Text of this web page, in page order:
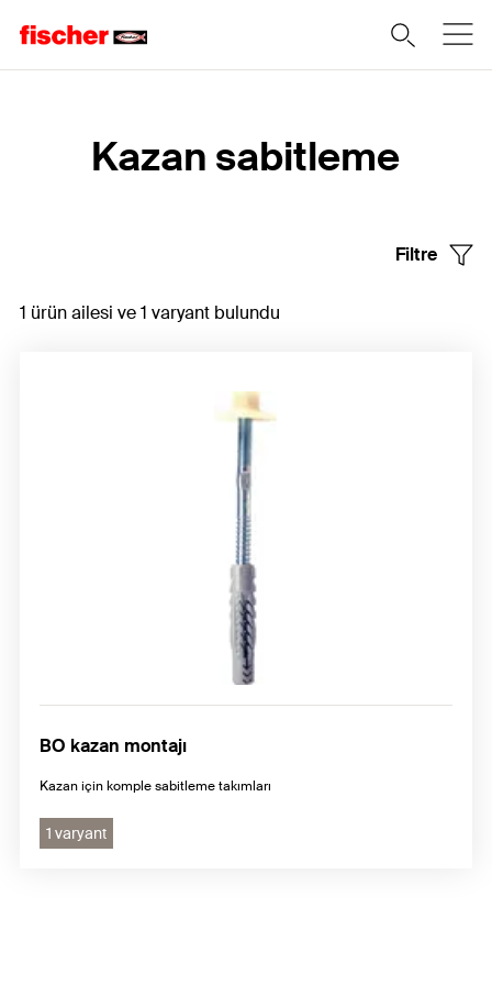
Kazan sabitleme
Filtre
1 ürün ailesi ve 1 varyant bulundu
BO kazan montajı
Kazan için komple sabitleme takımları
1 varyant